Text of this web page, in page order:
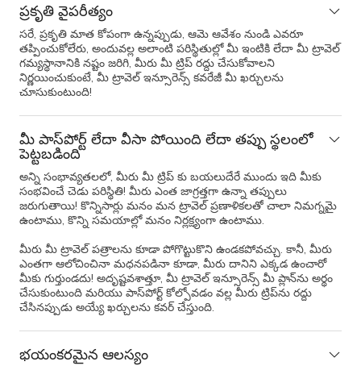
ప్రకృతి వైపరీత్యం
సరే, ప్రకృతి మాత కోపంగా ఉన్నప్పుడు, ఆమె ఆవేశం నుండి ఎవరూ
తప్పించుకోలేరు, అందువల్ల అలాంటి పరిస్థితుల్లో మీ ఇంటికి లేదా మీ ట్రావెల్
గమ్యస్థానానికి నష్టం జరిగి, మీరు మీ ట్రిప్ రద్దు చేసుకోవాలని
నిర్ణయించుకుంటే, మీ ట్రావెల్ ఇన్సూరెన్స్ కవరేజీ మీ ఖర్చులను
చూసుకుంటుంది!
మీ పాస్‌పోర్ట్ లేదా వీసా పోయింది లేదా తప్పు స్థలంలో
పెట్టబడింది
అన్ని సంభావ్యతలలో, మీరు మీ ట్రిప్ కు బయలుదేరే ముందు ఇది మీకు
సంభవించే చెడు పరిస్థితి! మీరు ఎంత జాగ్రత్తగా ఉన్నా తప్పులు
జరుగుతాయి! కొన్నిసార్లు మనం మన ట్రావెల్ ప్రణాళికలతో చాలా నిమగ్నమై
ఉంటాము, కొన్ని సమయాల్లో మనం నిర్లక్ష్యంగా ఉంటాము.
మీరు మీ ట్రావెల్ పత్రాలను కూడా పోగొట్టుకొని ఉండకపోవచ్చు. కానీ, మీరు
ఎంతగా ఆలోచించినా మధనపడినా కూడా, మీరు దానిని ఎక్కడ ఉంచారో
మీకు గుర్తుండదు! అదృష్టవశాత్తూ, మీ ట్రావెల్ ఇన్సూరెన్స్ మీ ప్లాన్‌ను అర్థం
చేసుకుంటుంది మరియు పాస్‌పోర్ట్ కోల్పోవడం వల్ల మీరు ట్రిప్‌ను రద్దు
చేసినప్పుడు అయ్యే ఖర్చులను కవర్ చేస్తుంది.
భయంకరమైన ఆలస్యం